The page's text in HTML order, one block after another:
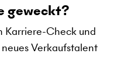
geweckt?
Karriere-Check und
Verkaufstalent